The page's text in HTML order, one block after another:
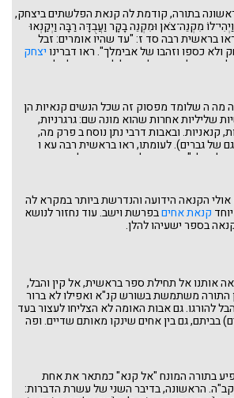
ולאחר שמלאנו חובתנו לפרשת השבוע, נרצה,
קנאות או קנאה אחרים בתנ"ך ומה יחס חז"ל
בתורה, קודמת לה קנאת הפלשתים ביצחק,
מִקְנֵה־צֹאן וּמִקְנֵה בָקָר וַעֲבֻדָּה רַבָּה וַיְקַנְאוּ
בראשית רבה סד ז: "עד שהיו אומרים: זבל
ולא כספו וזהבו של אבימלך". ראו דברינויצחק
אבל כאמור לא נוכל להתעכב על כל הקנאות
מה ה שלומד מפסוק זה שכל הנשים קנאיות הן
שליליות אחרות שהוא מונה שם: גרגרניות,
קנאניות. ובאבות דרבי נתן נוסח ב פרק מה,
של גברים). לעומתו, ראו בראשית רבה עא ו
של רחל: "ותקנא רחל באחותה ... מלמד שקינאתה
בראשית כט לה). בא המדרש שלנו ומעמיד את
האנושי הטבעי: "שְׁקִנֵאתְּ רחל באחותה". אהבה
חריפים שאינם הולכים ביחד: "מה תעשה
קנאת רחל באחותה אינה יכולה לדור בכפיפה
להלן.
הקנאה הידועה והנדרשת ביותר במקרא לה
קנאת אחיםבפרשת וישב. עוד נחזור לנושא
בספר ישעיהו להלן.
אותנו אל תחילת ספר בראשית, אל קין והבל,
התורה משתמשת בשורש קנ"א ואפילו לא ברור
להורגו. גם אבות האומה לא הצליחו לעצור בעד
בביתם, גם בין אחים שינקו מאותם שדיים. ופה
בתורה המונח "אל קנא" כמתאר את אחת
הראשונה, בדיבר השני של עשרת הדברות: